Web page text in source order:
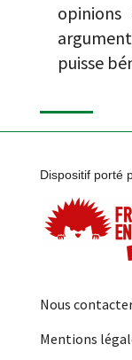
opinions
puisse
Dispositif porté
Nous
Mentions